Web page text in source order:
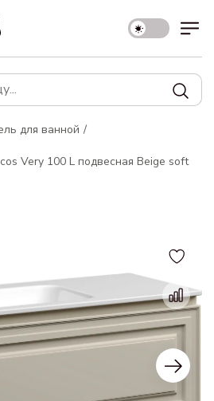
для ванной
Very 100 L подвесная Beige soft